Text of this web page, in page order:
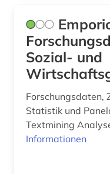
suchmaschine (1)
südamerika (1)
tagebuch (1)
textmining (1)
theater (1)
Sozial- und
Forschungsdaten,
Statistik und
Textmining
Informationen